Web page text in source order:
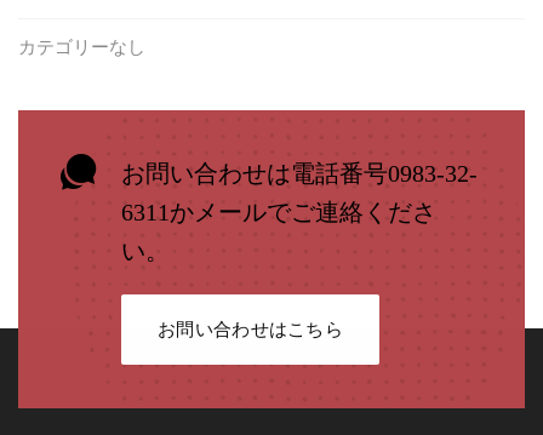
カテゴリーなし
お問い合わせは電話番号0983-32-
6311かメールでご連絡くださ
い。
お問い合わせはこちら